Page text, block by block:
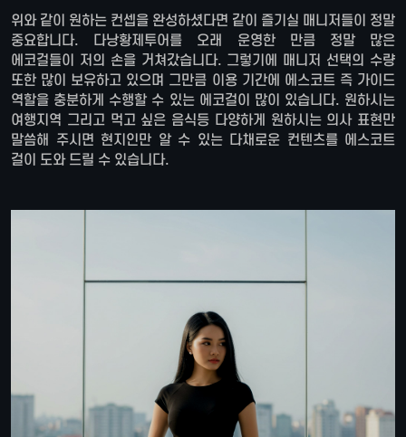
위와 같이 원하는 컨셉을 완성하셨다면 같이 즐기실 매니저들이 정말
중요합니다. 다낭황제투어를 오래 운영한 만큼 정말 많은
에코걸들이 저의 손을 거쳐갔습니다. 그렇기에 매니저 선택의 수량
또한 많이 보유하고 있으며 그만큼 이용 기간에 에스코트 즉 가이드
역할을 충분하게 수행할 수 있는 에코걸이 많이 있습니다. 원하시는
여행지역 그리고 먹고 싶은 음식등 다양하게 원하시는 의사 표현만
말씀해 주시면 현지인만 알 수 있는 다채로운 컨텐츠를 에스코트
걸이 도와 드릴 수 있습니다.